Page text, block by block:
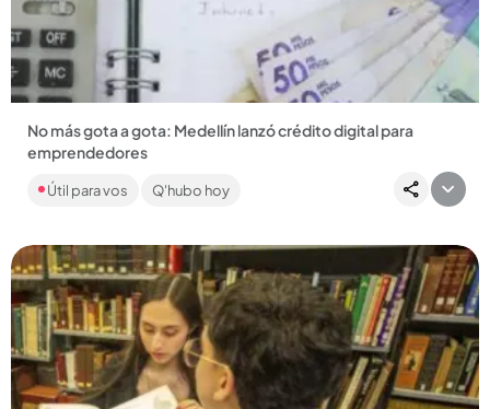
No más gota a gota: Medellín lanzó crédito digital para
emprendedores
Esta línea busca facilitarles a los microempresarios el acceso
a capital de trabajo inmediato....
Útil para vos Q'hubo hoy
Compartir Noticia